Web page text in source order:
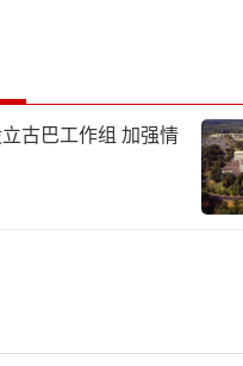
古巴工作组 加强情